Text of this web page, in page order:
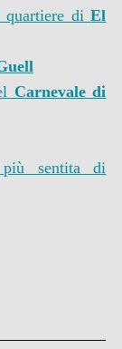
quartiere diEl
Carnevale di
sentita di